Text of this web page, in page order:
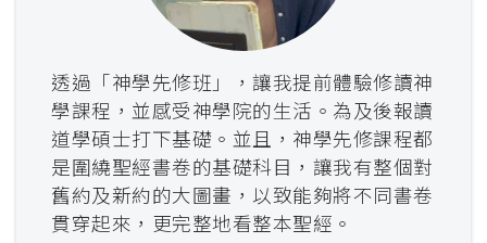
透過「神學先修班」，讓我提前體驗修讀神
學課程，並感受神學院的生活。為及後報讀
道學碩士打下基礎。並且，神學先修課程都
是圍繞聖經書卷的基礎科目，讓我有整個對
舊約及新約的大圖畫，以致能夠將不同書卷
貫穿起來，更完整地看整本聖經。